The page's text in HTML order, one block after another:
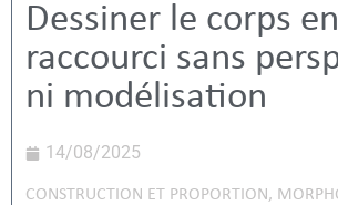
Dessiner le corps en
raccourci sans
ni modélisation
14/08/2025
CONSTRUCTION ET PROPORTION,